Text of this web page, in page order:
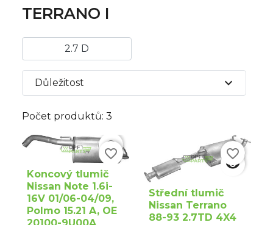
TERRANO I
2.7 D
Počet produktů: 3
Důležitost expand_more

favorite_border
Koncový tlumič
Nissan Note 1.6i-
16V 01/06-04/09,
Polmo 15.21 A, OE

favorite_border
Střední tlumič
Nissan Terrano
88-93 2.7TD 4X4